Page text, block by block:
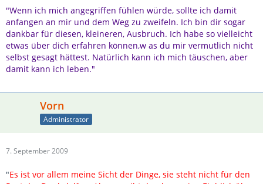
"Wenn ich mich angegriffen fühlen würde, sollte ich damit
anfangen an mir und dem Weg zu zweifeln. Ich bin dir sogar
dankbar für diesen, kleineren, Ausbruch. Ich habe so vielleicht
etwas über dich erfahren können,w as du mir vermutlich nicht
selbst gesagt hättest. Natürlich kann ich mich täuschen, aber
damit kann ich leben."
Vorn
Administrator
7. September 2009
"Es ist vor allem meine Sicht der Dinge, sie steht nicht für den